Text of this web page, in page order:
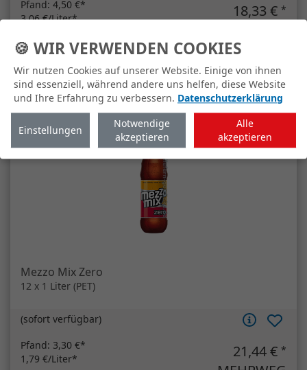
Pfand: 4,50 €*
3,06 €/Liter*
18,33 € *
ArtikelanzahlMezzo Mix (in DPG in MW-Kiste)
Mezzo Mix Zero
12 x 1 Liter (PET)
(sofort verfügbar)
Pfand: 3,30 €*
1,79 €/Liter*
21,44 € *
🍪 WIR VERWENDEN COOKIES
Wir nutzen Cookies auf unserer Website. Einige von ihnen
sind essenziell, während andere uns helfen, diese Website
und Ihre Erfahrung zu verbessern. Datenschutzerklärung
Einstellungen
Notwendige
akzeptieren
Alle
akzeptieren